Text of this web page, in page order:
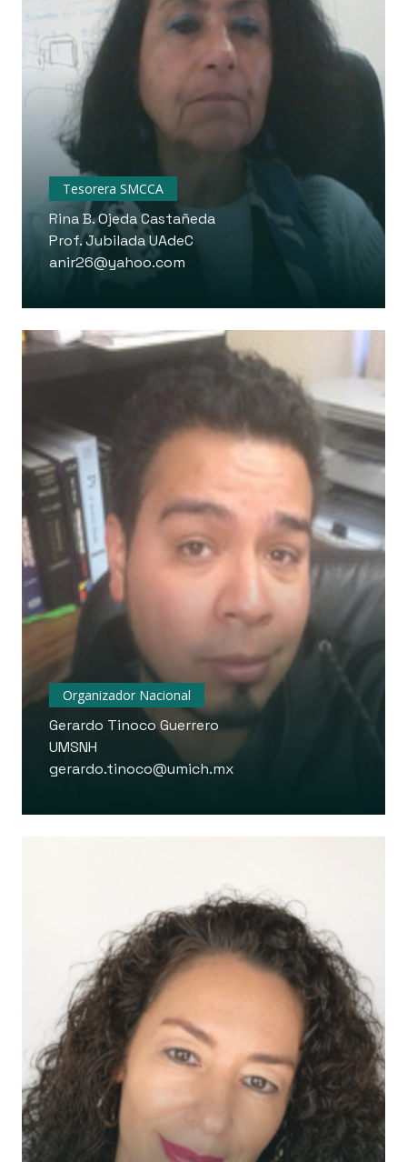
Tesorera SMCCA
Rina B. Ojeda Castañeda
Prof. Jubilada UAdeC
anir26@yahoo.com
Organizador Nacional
Gerardo Tinoco Guerrero
UMSNH
gerardo.tinoco@umich.mx